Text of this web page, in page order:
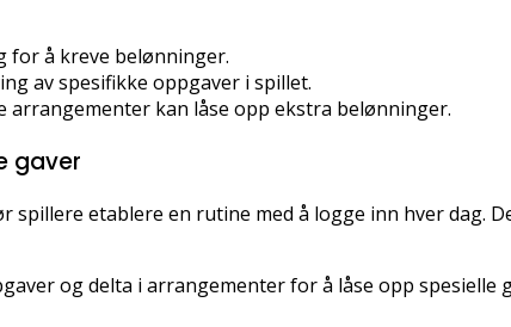
for å kreve belønninger.
av spesifikke oppgaver i spillet.
arrangementer kan låse opp ekstra belønninger.
gaver
spillere etablere en rutine med å logge inn hver dag.
og delta i arrangementer for å låse opp